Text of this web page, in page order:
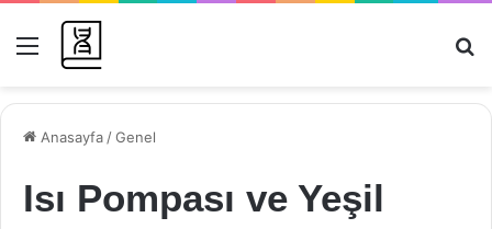
Menü
Anasayfa /Genel
Isı Pompası ve Yeşil